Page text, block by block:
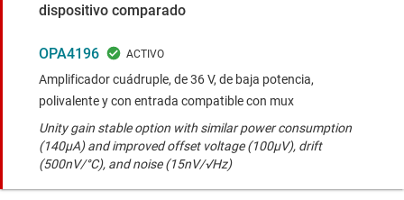
dispositivo comparado
OPA4196
Amplificador cuádruple, de 36 V, de baja potencia,
polivalente y con entrada compatible con mux
Unity gain stable option with similar power consumption
(140µA) and improved offset voltage (100µV), drift
(500nV/°C), and noise (15nV/√Hz)